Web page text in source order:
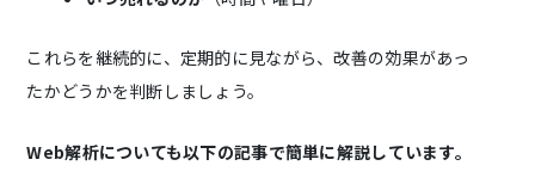
これらを継続的に、定期的に見ながら、改善の効果があっ
たかどうかを判断しましょう。
Web解析についても以下の記事で簡単に解説しています。